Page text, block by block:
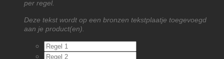
per regel.
Deze tekst wordt op een bronzen tekstplaatje toegevoegd
aan je product(en).